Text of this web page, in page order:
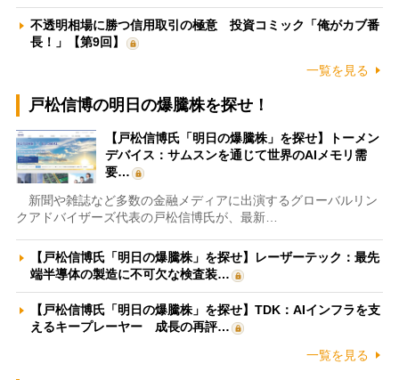
不透明相場に勝つ信用取引の極意 投資コミック「俺がカブ番
長！」【第9回】
一覧を見る
戸松信博の明日の爆騰株を探せ！
【戸松信博氏「明日の爆騰株」を探せ】トーメン
デバイス：サムスンを通じて世界のAIメモリ需
要…
新聞や雑誌など多数の金融メディアに出演するグローバルリン
クアドバイザーズ代表の戸松信博氏が、最新…
【戸松信博氏「明日の爆騰株」を探せ】レーザーテック：最先
端半導体の製造に不可欠な検査装…
【戸松信博氏「明日の爆騰株」を探せ】TDK：AIインフラを支
えるキープレーヤー 成長の再評…
一覧を見る